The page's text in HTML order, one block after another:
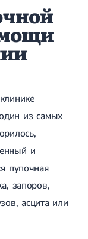
из самых
и
пупочная
запоров,
асцита или